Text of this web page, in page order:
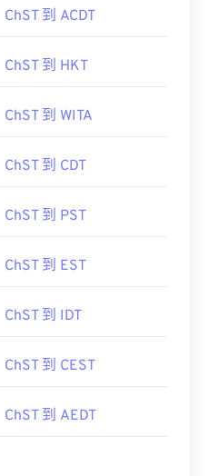
ChST 到 ACDT
ChST 到 HKT
ChST 到 WITA
ChST 到 CDT
ChST 到 PST
ChST 到 EST
ChST 到 IDT
ChST 到 CEST
ChST 到 AEDT